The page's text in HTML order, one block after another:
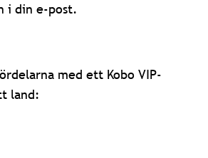
i din e-post.
med ett Kobo VIP-
land: